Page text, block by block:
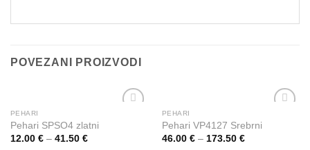
POVEZANI PROIZVODI
PEHARI
Pehari SPSO4 zlatni
12.00 €– 41.50 €
This
product
has
PEHARI
Pehari VP4127 Srebrni
46.00 €– 173.50 €
This
product
has